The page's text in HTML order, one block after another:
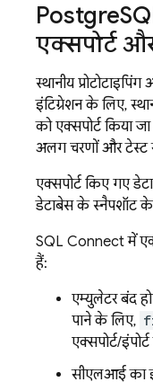
Postgre
एक्सपोर्ट
स्थानीय
इंटिग्रेशन के लिए,
को एक्सपोर्ट किया
अलग चरणों और टेस्ट
एक्सपोर्ट किए गए
डेटाबेस के स्नैपशॉट के
SQL Connectमें
हैं:
एम्युलेटर बंद
पाने के लिए,
एक्सपोर्ट/
सीएलआई का